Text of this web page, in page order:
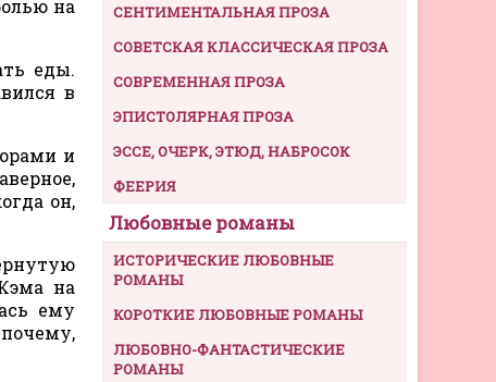
на
еды.
в
и
он,
на
ему
СЕНТИМЕНТАЛЬНАЯ ПРОЗА
СОВЕТСКАЯ КЛАССИЧЕСКАЯ ПРОЗА
СОВРЕМЕННАЯ ПРОЗА
ЭПИСТОЛЯРНАЯ ПРОЗА
ЭССЕ, ОЧЕРК, ЭТЮД, НАБРОСОК
ФЕЕРИЯ
Любовные романы
ИСТОРИЧЕСКИЕ ЛЮБОВНЫЕ
РОМАНЫ
КОРОТКИЕ ЛЮБОВНЫЕ РОМАНЫ
ЛЮБОВНО-ФАНТАСТИЧЕСКИЕ
РОМАНЫ